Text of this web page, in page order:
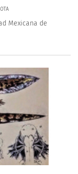
Mexicana de